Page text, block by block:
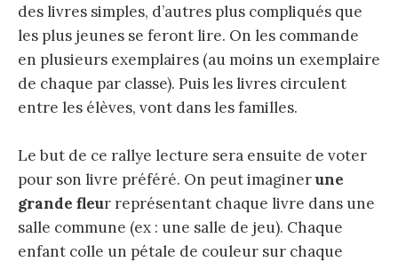
des livres simples, d’autres plus compliqués que
les plus jeunes se feront lire. On les commande
en plusieurs exemplaires (au moins un exemplaire
de chaque par classe). Puis les livres circulent
entre les élèves, vont dans les familles.
Le but de ce rallye lecture sera ensuite de voter
pour son livre préféré. On peut imaginerune
grande fleur représentant chaque livre dans une
salle commune (ex : une salle de jeu). Chaque
enfant colle un pétale de couleur sur chaque